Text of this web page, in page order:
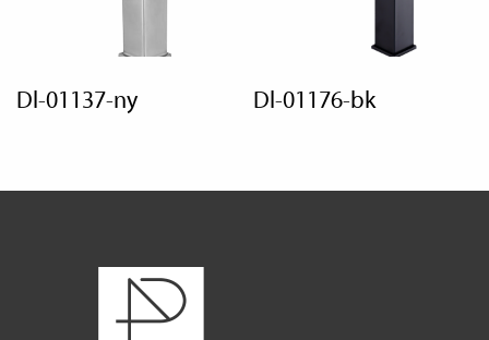
dl-01137-ny dl-01176-bk